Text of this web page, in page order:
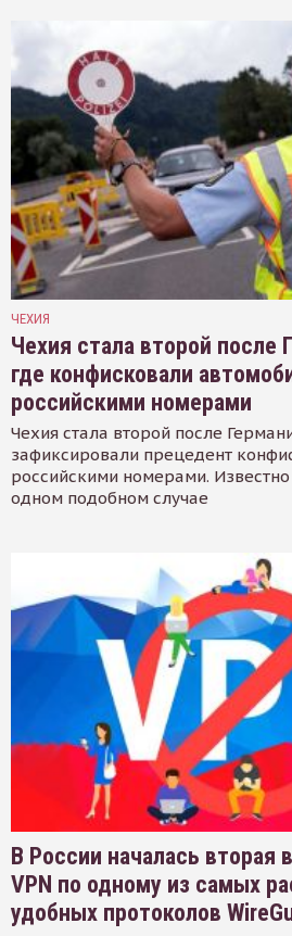
ЧЕХИЯ
Чехия стала второй после
где конфисковали
российскими номерами
Чехия стала второй после
зафиксировали прецедент
российскими номерами.
одном подобном случае
В России началась вторая
VPN по одному из самых
удобных протоколов